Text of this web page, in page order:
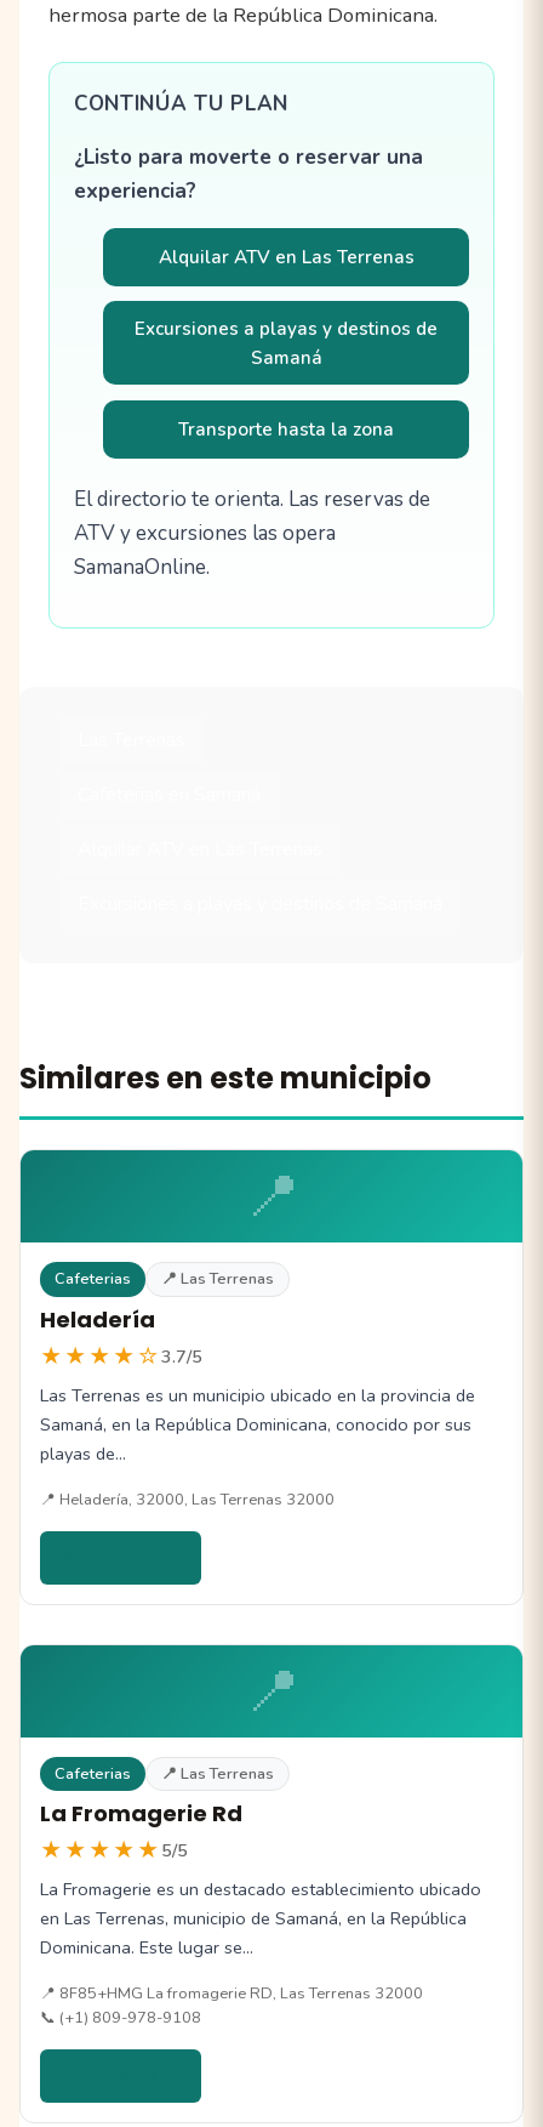
hermosa parte de la República Dominicana.
CONTINÚA TU PLAN
¿Listo para moverte o reservar una
experiencia?
Alquilar ATV en Las Terrenas
Excursiones a playas y destinos de
Samaná
Transporte hasta la zona
El directorio te orienta. Las reservas de
ATV y excursiones las opera
SamanaOnline.
Similares en este municipio
📍
Cafeterias 📍 Las Terrenas
Heladería
★★★★☆3.7/5
Las Terrenas es un municipio ubicado en la provincia de
Samaná, en la República Dominicana, conocido por sus
playas de…
📍 Heladería, 32000, Las Terrenas 32000
📍
Cafeterias 📍 Las Terrenas
La Fromagerie Rd
★★★★★ 5/5
La Fromagerie es un destacado establecimiento ubicado
en Las Terrenas, municipio de Samaná, en la República
Dominicana. Este lugar se…
📍 8F85+HMG La fromagerie RD, Las Terrenas 32000
📞 (+1) 809-978-9108